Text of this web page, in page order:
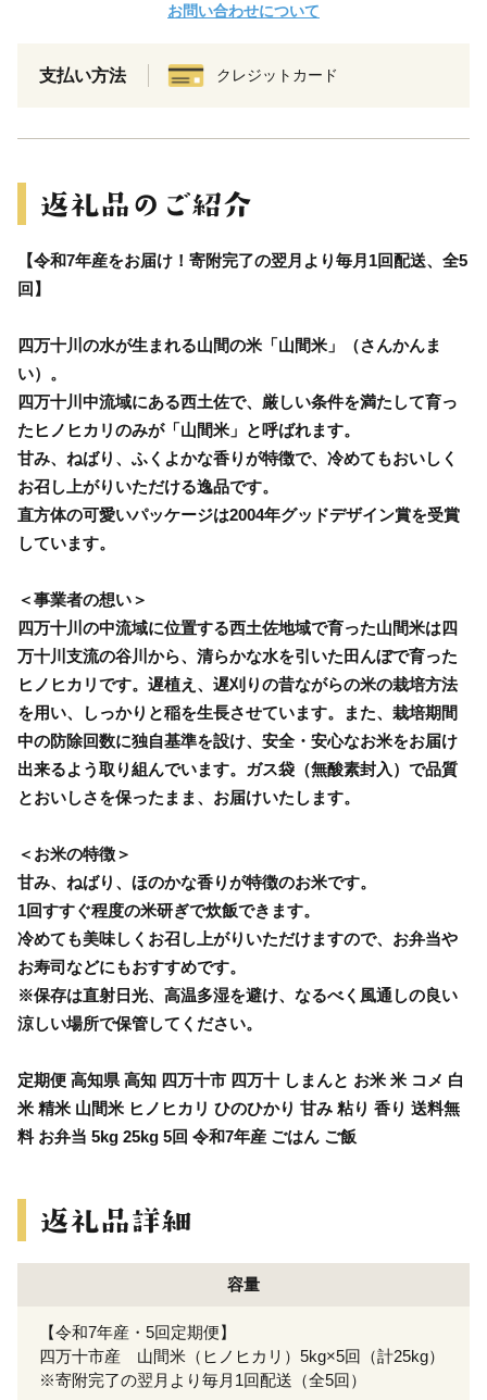
お問い合わせについて
支払い方法 クレジットカード
【令和7年産をお届け！寄附完了の翌月より毎月1回配送、全5
回】
四万十川の水が生まれる山間の米「山間米」（さんかんま
い）。
四万十川中流域にある西土佐で、厳しい条件を満たして育っ
たヒノヒカリのみが「山間米」と呼ばれます。
甘み、ねばり、ふくよかな香りが特徴で、冷めてもおいしく
お召し上がりいただける逸品です。
直方体の可愛いパッケージは2004年グッドデザイン賞を受賞
しています。
＜事業者の想い＞
四万十川の中流域に位置する西土佐地域で育った山間米は四
万十川支流の谷川から、清らかな水を引いた田んぼで育った
ヒノヒカリです。遅植え、遅刈りの昔ながらの米の栽培方法
を用い、しっかりと稲を生長させています。また、栽培期間
中の防除回数に独自基準を設け、安全・安心なお米をお届け
出来るよう取り組んでいます。ガス袋（無酸素封入）で品質
とおいしさを保ったまま、お届けいたします。
＜お米の特徴＞
甘み、ねばり、ほのかな香りが特徴のお米です。
1回すすぐ程度の米研ぎで炊飯できます。
冷めても美味しくお召し上がりいただけますので、お弁当や
お寿司などにもおすすめです。
※保存は直射日光、高温多湿を避け、なるべく風通しの良い
涼しい場所で保管してください。
定期便 高知県 高知 四万十市 四万十 しまんと お米 米 コメ 白
米 精米 山間米 ヒノヒカリ ひのひかり 甘み 粘り 香り 送料無
料 お弁当 5kg 25kg 5回 令和7年産 ごはん ご飯
容量
【令和7年産・5回定期便】
四万十市産 山間米（ヒノヒカリ）5kg×5回（計25kg）
※寄附完了の翌月より毎月1回配送（全5回）